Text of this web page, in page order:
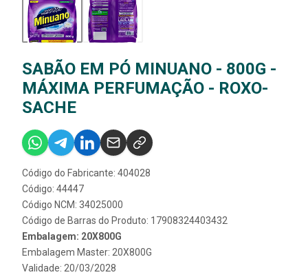
SABÃO EM PÓ MINUANO - 800G -
MÁXIMA PERFUMAÇÃO - ROXO-
SACHE
Código do Fabricante: 404028
Código: 44447
Código NCM: 34025000
Código de Barras do Produto: 17908324403432
Embalagem: 20X800G
Embalagem Master: 20X800G
Validade: 20/03/2028